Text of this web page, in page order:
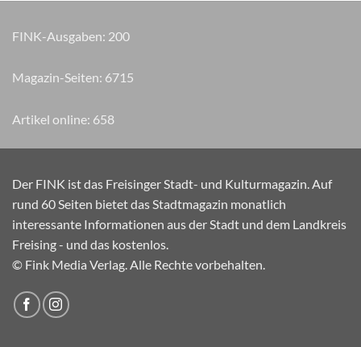
FINK-Ausgaben: 200
Magazin-Seiten: 7920
Artikel online: 658
Der FINK ist das Freisinger Stadt- und Kulturmagazin. Auf
rund 60 Seiten bietet das Stadtmagazin monatlich
interessante Informationen aus der Stadt und dem Landkreis
Freising - und das kostenlos.
© Fink Media Verlag. Alle Rechte vorbehalten.